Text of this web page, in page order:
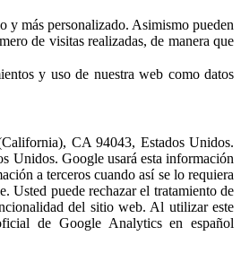
más personalizado. Asimismo pueden
de visitas realizadas, de manera que
y uso de nuestra web como datos
CA 94043, Estados Unidos.
Unidos. Google usará esta información
a terceros cuando así se lo requiera
Usted puede rechazar el tratamiento de
del sitio web. Al utilizar este
de Google Analytics en español